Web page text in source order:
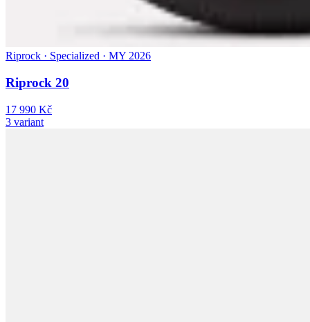
Riprock · Specialized · MY 2026
Riprock 20
17 990 Kč
3 variant